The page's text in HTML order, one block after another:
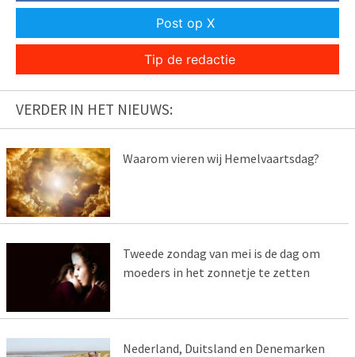
Post op X
Tip de redactie
VERDER IN HET NIEUWS:
Waarom vieren wij Hemelvaartsdag?
Tweede zondag van mei is de dag om
moeders in het zonnetje te zetten
Nederland, Duitsland en Denemarken